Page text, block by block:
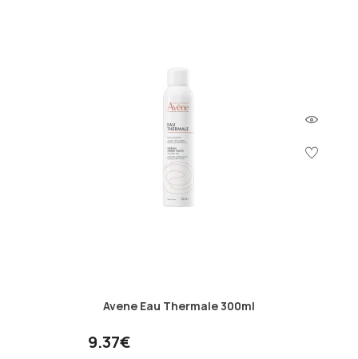
Avene Eau Thermale 300ml
9.37€